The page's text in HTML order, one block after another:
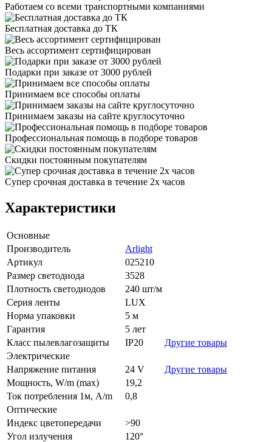
Работаем со всеми транспортными компаниями
Бесплатная доставка до ТК
Весь ассортимент сертифицирован
Подарки при заказе от 3000 рублей
Принимаем все способы оплаты
Принимаем заказы на сайте круглосуточно
Профессиональная помощь в подборе товаров
Скидки постоянным покупателям
Супер срочная доставка в течение 2х часов
Характеристики
Основные
Производитель
Arlight
Артикул
025210
Размер светодиода
3528
Плотность светодиодов
240 шт/м
Серия ленты
LUX
Норма упаковки
5 м
Гарантия
5 лет
Класс пылевлагозащиты
IP20
Другие товары
Электрические
Напряжение питания
24 V
Другие товары
Мощность, W/m (max)
19,2
Ток потребления 1м, A/m
0,8
Оптические
Индекс цветопередачи
>90
Угол излучения
120°